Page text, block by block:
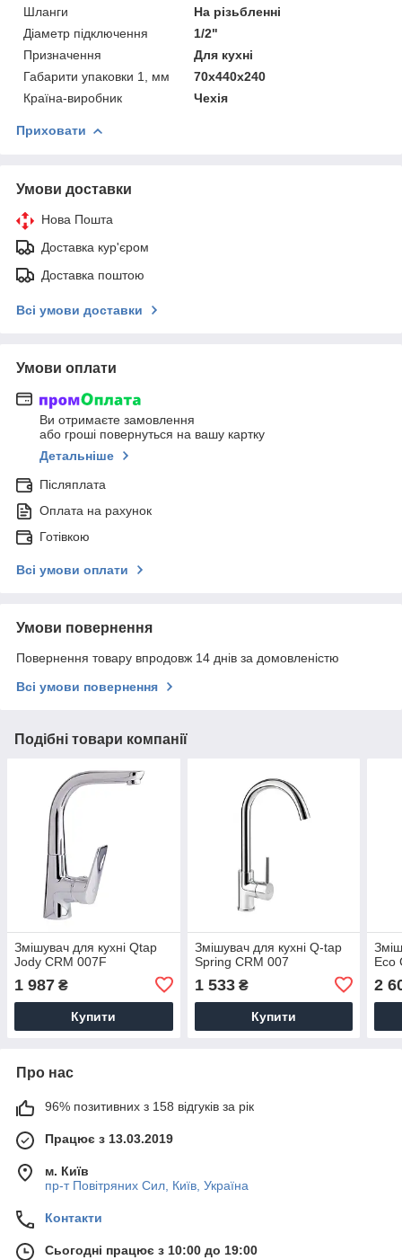
Шланги
На різьбленні
Діаметр підключення
1/2"
Призначення
Для кухні
Габарити упаковки 1, мм
70х440х240
Країна-виробник
Чехія
Приховати
Умови доставки
Нова Пошта
Доставка кур'єром
Доставка поштою
Всі умови доставки
Умови оплати
Ви отримаєте замовлення
або гроші повернуться на вашу картку
Детальніше
Післяплата
Оплата на рахунок
Готівкою
Всі умови оплати
Умови повернення
Повернення товару впродовж 14 днів за домовленістю
Всі умови повернення
Подібні товари компанії
Змішувач для кухні Qtap
Jody CRM 007F
1 987 ₴
Купити
Змішувач для кухні Q-tap
Spring CRM 007
1 533₴
Купити
Eco
2
Про нас
96% позитивних з 158 відгуків за рік
Працює з 13.03.2019
м. Київ
пр-т Повiтряних Сил, Київ, Україна
Контакти
Сьогодні працює з 10:00 до 19:00